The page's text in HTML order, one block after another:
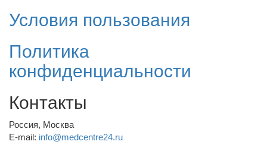
Условия пользования
Политика
конфиденциальности
Контакты
Россия, Москва
E-mail: info@medcentre24.ru